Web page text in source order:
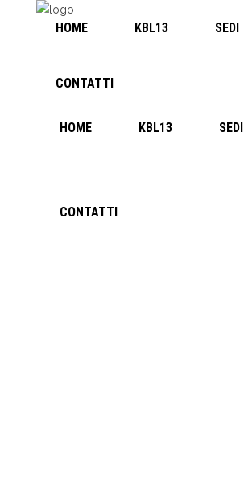
HOME KBL13 SEDI
CONTATTI
HOME KBL13 SEDI
CONTATTI